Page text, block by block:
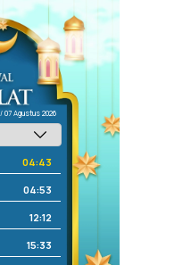
07 Agustus 2026
04:43
04:53
12:12
15:33